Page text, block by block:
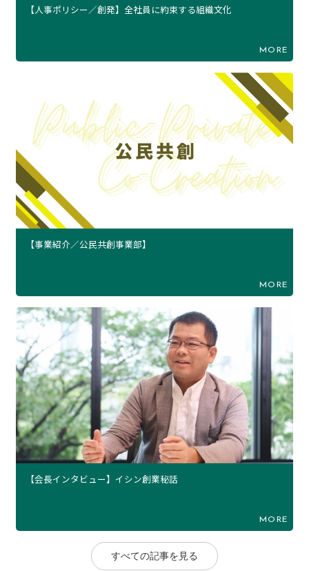
【人事ポリシー／創発】全社員に約束する組織文化
MORE
【事業紹介／公民共創事業部】
MORE
【会長インタビュー】イシン創業秘話
MORE
すべての記事を見る